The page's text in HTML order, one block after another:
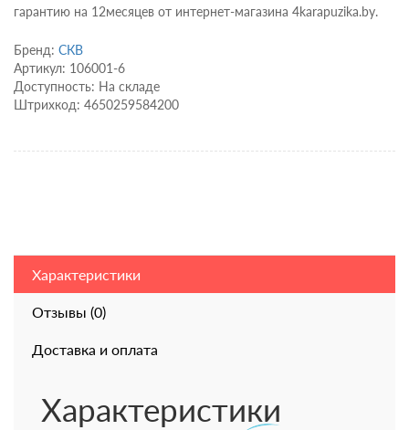
гарантию на 12месяцев от интернет-магазина 4karapuzika.by.
Бренд: СКВ
Артикул: 106001-6
Доступность: На складе
Штрихкод: 4650259584200
Характеристики
Отзывы (0)
Доставка и оплата
Характеристики